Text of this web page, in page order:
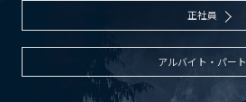
正社員
アルバイト・パート